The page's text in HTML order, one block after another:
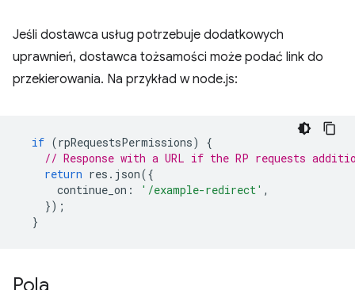
Jeśli dostawca usług potrzebuje dodatkowych
uprawnień, dostawca tożsamości może podać link do
przekierowania. Na przykład w node.js:
if (rpRequestsPermissions)
{
// Response with a URL if the RP requests
return res . json({
continue_on : '/example-redirect' ,
});
}
Pola